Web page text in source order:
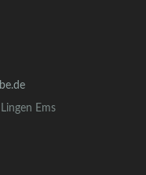
Ems